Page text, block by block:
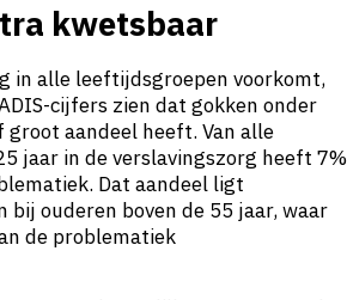
kwetsbaar
in alle leeftijdsgroepen voorkomt,
cijfers zien dat gokken onder
aandeel heeft. Van alle
jaar in de verslavingszorg heeft 7%
Dat aandeel ligt
bij ouderen boven de 55 jaar, waar
de problematiek